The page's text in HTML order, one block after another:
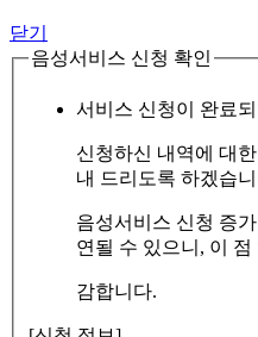
닫기
음성서비스 신청 확인
서비스 신청이 완료
신청하신 내역에 대
내 드리도록 하겠습
음성서비스 신청 증
연될 수 있으니, 이
감합니다.